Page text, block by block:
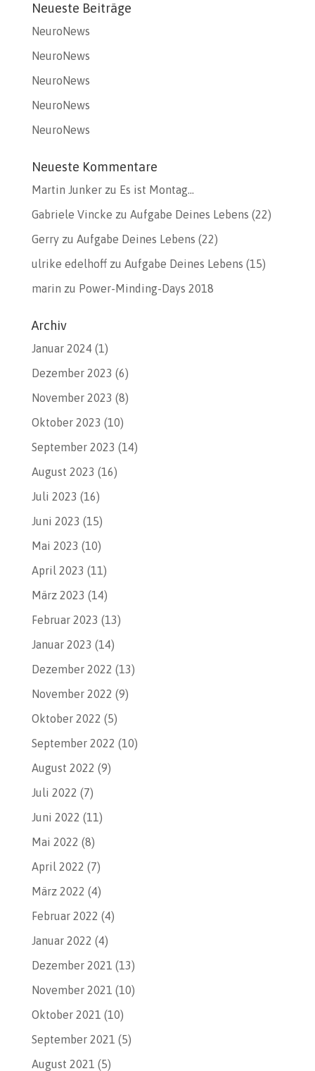
Neueste Beiträge
NeuroNews
NeuroNews
NeuroNews
NeuroNews
NeuroNews
Neueste Kommentare
Martin Junkerzu Es ist Montag…
Gabriele Vincke zu Aufgabe Deines Lebens (22)
Gerryzu Aufgabe Deines Lebens (22)
ulrike edelhoffzu Aufgabe Deines Lebens (15)
marin zu Power-Minding-Days 2018
Archiv
Januar 2024(1)
Dezember 2023 (6)
November 2023 (8)
Oktober 2023 (10)
September 2023 (14)
August 2023 (16)
Juli 2023 (16)
Juni 2023 (15)
Mai 2023 (10)
April 2023 (11)
März 2023 (14)
Februar 2023 (13)
Januar 2023 (14)
Dezember 2022 (13)
November 2022 (9)
Oktober 2022 (5)
September 2022 (10)
August 2022 (9)
Juli 2022 (7)
Juni 2022 (11)
Mai 2022 (8)
April 2022 (7)
März 2022 (4)
Februar 2022 (4)
Januar 2022 (4)
Dezember 2021 (13)
November 2021 (10)
Oktober 2021 (10)
September 2021 (5)
August 2021 (5)